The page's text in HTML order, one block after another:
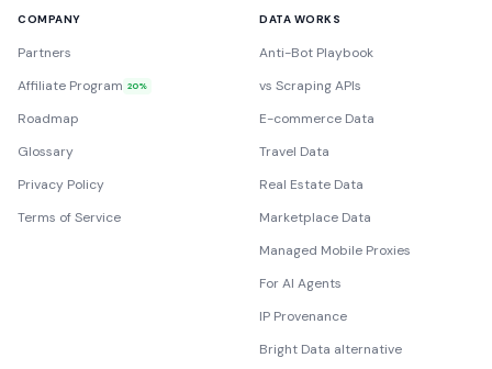
COMPANY
Partners
Affiliate Program 20%
Roadmap
Glossary
Privacy Policy
Terms of Service
DATA WORKS
Anti-Bot Playbook
vs Scraping APIs
E-commerce Data
Travel Data
Real Estate Data
Marketplace Data
Managed Mobile Proxies
For AI Agents
IP Provenance
Bright Data alternative